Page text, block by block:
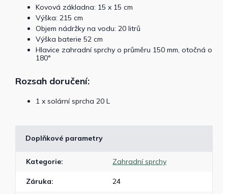
Kovová základna: 15 x 15 cm
Výška: 215 cm
Objem nádržky na vodu: 20 litrů
Výška baterie 52 cm
Hlavice zahradní sprchy o průměru 150 mm, otočná o
180°
Rozsah doručení:
1 x solární sprcha 20 L
Doplňkové parametry
Kategorie: Zahradní sprchy
Záruka: 24